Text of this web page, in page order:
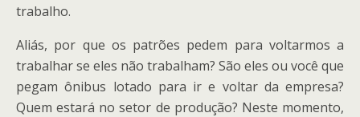
trabalho.
Aliás, por que os patrões pedem para voltarmos a
trabalhar se eles não trabalham? São eles ou você que
pegam ônibus lotado para ir e voltar da empresa?
Quem estará no setor de produção? Neste momento,